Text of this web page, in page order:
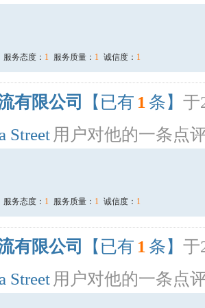
服务态度： 1 服务质量： 1 诚信度： 1
有限公司 【已有 1 条】 于
Street 用户对他的一条点
服务态度： 1 服务质量： 1 诚信度： 1
有限公司 【已有 1 条】 于
Street 用户对他的一条点